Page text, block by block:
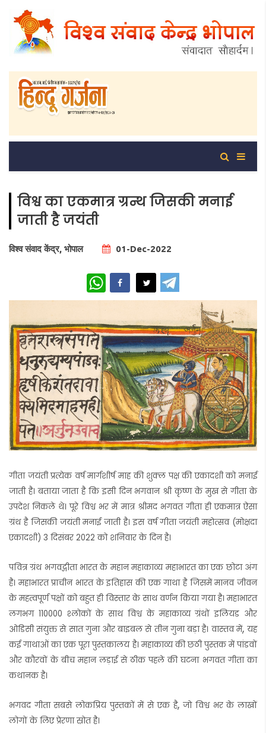
विश्व का एकमात्र ग्रन्थ जिसकी मनाई
जाती है जयंती
विश्व संवाद केंद्र, भोपाल 01-Dec-2022
WhatsApp
गीता जयंती प्रत्येक वर्ष मार्गशीर्ष माह की शुक्ल पक्ष की एकादशी को मनाई
जाती है। बताया जाता है कि इसी दिन भगवान श्री कृष्ण के मुख से गीता के
उपदेश निकले थे। पूरे विश्व भर में मात्र श्रीमद भगवत गीता ही एकमात्र ऐसा
ग्रंथ है जिसकी जयंती मनाई जाती है। इस वर्ष गीता जयंती महोत्सव (मोक्षदा
एकादशी) 3 दिसंबर 2022 को शनिवार के दिन है।
पवित्र ग्रंथ भगवद्गीता भारत के महान महाकाव्य महाभारत का एक छोटा अंग
है। महाभारत प्राचीन भारत के इतिहास की एक गाथा है जिसमें मानव जीवन
के महत्वपूर्ण पक्षों को बहुत ही विस्तार के साथ वर्णन किया गया है। महाभारत
लगभग 110000 श्लोकों के साथ विश्व के महाकाव्य ग्रंथों इलियड और
ओडिसी संयुक्त से सात गुना और बाइबल से तीन गुना बड़ा है। वास्तव में,यह
कई गाथाओं का एक पूरा पुस्तकालय है। महाकाव्य की छठी पुस्तक में पांडवों
और कौरवों के बीच महान लड़ाई से ठीक पहले की घटना भगवत गीता का
कथानक है।
भगवद गीता सबसे लोकप्रिय पुस्तकों में से एक है,जो विश्व भर के लाखों
लोगों के लिए प्रेरणा स्रोत है।